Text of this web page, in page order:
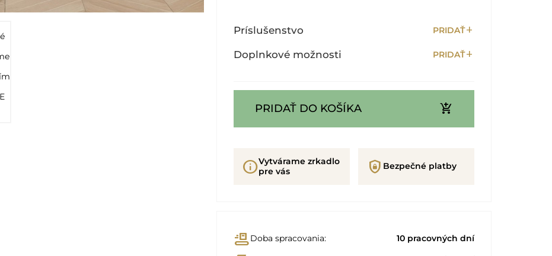
Príslušenstvo PRIDAŤadd
Doplnkové možnosti PRIDAŤadd
PRIDAŤ DO KOŠÍKA add_shopping_cart
infoVytvárame zrkadlo
pre vás
shield_lock Bezpečné platby
conveyor_beltDoba spracovania: 10 pracovných dní